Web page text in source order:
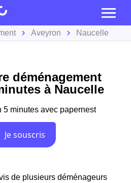
Aveyron Naucelle